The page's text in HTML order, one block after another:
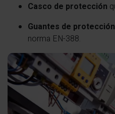
Casco de protección
Guantes de
norma EN-388.